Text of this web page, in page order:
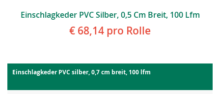
Einschlagkeder PVC Silber, 0,5 Cm Breit, 100 Lfm
€ 68,14 pro Rolle
Einschlagkeder PVC silber, 0,7 cm breit, 100 lfm